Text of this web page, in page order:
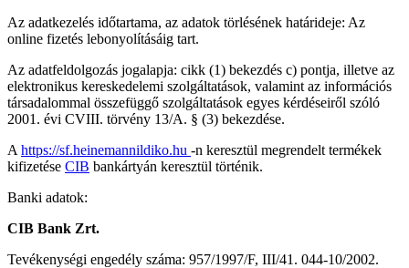
Az adatkezelés időtartama, az adatok törlésének határideje: Az
online fizetés lebonyolításáig tart.
Az adatfeldolgozás jogalapja: cikk (1) bekezdés c) pontja, illetve az
elektronikus kereskedelemi szolgáltatások, valamint az információs
társadalommal összefüggő szolgáltatások egyes kérdéseiről szóló
2001. évi CVIII. törvény 13/A. § (3) bekezdése.
A https://sf.heinemannildiko.hu -n keresztül megrendelt termékek
kifizetése CIB bankártyán keresztül történik.
Banki adatok:
CIB Bank Zrt.
Tevékenységi engedély száma: 957/1997/F, III/41. 044-10/2002.